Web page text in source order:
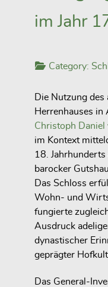
im Jahr
Category:
Die Nutzung
Herrenhauses in
Christoph Daniel
im Kontext
18.
barocker
Das Schloss
Wohn- und
fungierte
Ausdruck
dynastischer
geprägter
Das General-